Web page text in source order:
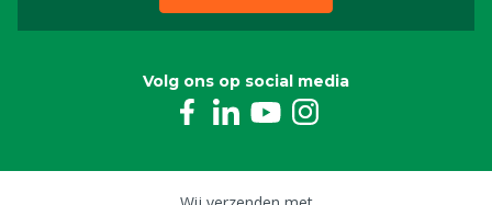
Volg ons op social media